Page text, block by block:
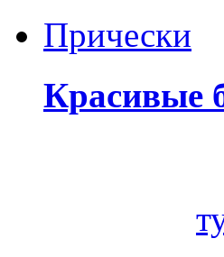
Прически
Красивые